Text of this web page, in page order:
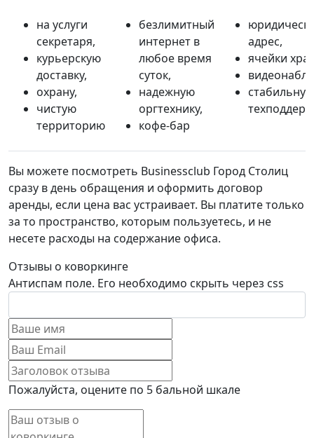
на услуги
секретаря,
курьерскую
доставку,
охрану,
чистую
территорию
безлимитный
интернет в
любое время
суток,
надежную
оргтехнику,
кофе-бар
адрес,
ячейки
стабильную
Вы можете посмотреть Businessclub Город Столиц
сразу в день обращения и оформить договор
аренды, если цена вас устраивает. Вы платите только
за то пространство, которым пользуетесь, и не
несете расходы на содержание офиса.
Отзывы о коворкинге
Антиспам поле. Его необходимо скрыть через css
Пожалуйста, оцените по 5 бальной шкале